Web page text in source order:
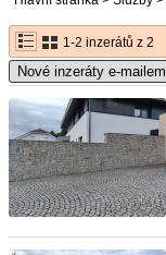
1-2 inzerátů z 2
Nové inzeráty e-mailem